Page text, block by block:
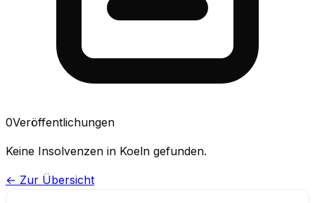
0Veröffentlichungen
Keine Insolvenzen in Koeln gefunden.
← Zur Übersicht